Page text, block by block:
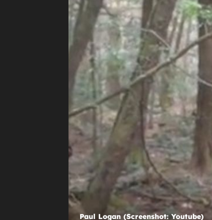
Paul Logan (Screenshot: Youtube)
TRAGIČAN SLUČAJ
Otkriven uzrok smrti supruga
glumice koji je pronađen mrtav
domu